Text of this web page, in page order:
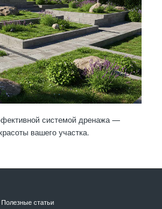
системой дренажа —
вашего участка.
Полезные статьи